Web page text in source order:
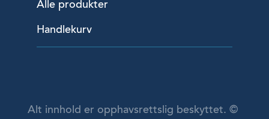
Alle produkter
Handlekurv
Alt innhold er opphavsrettslig beskyttet. ©